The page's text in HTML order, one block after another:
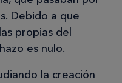
Debido a que
propias del
es nulo.
la creación